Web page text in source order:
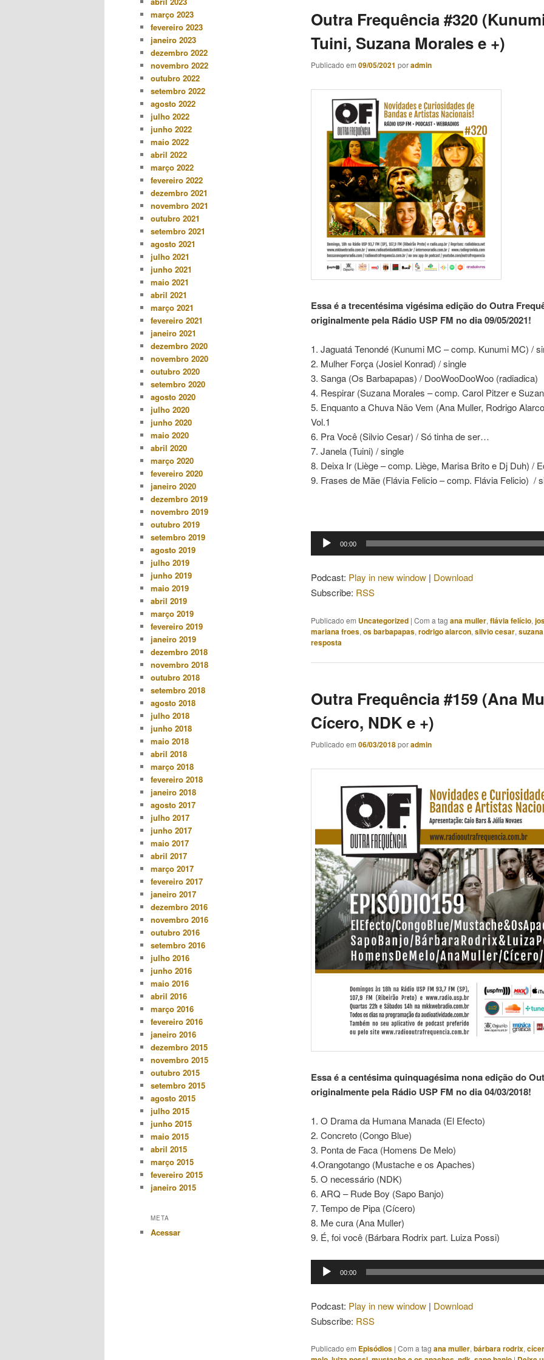
Outra Frequência #320
Tuini, Suzana Morales e +)
Publicado em 09/05/2021 poradmin
Essa é a trecentésima vigésima edição do Outra
originalmente pela Rádio USP FM no dia 09/05/2021!
1. Jaguatá Tenondé (Kunumi MC – comp. Kunumi MC) /
2. Mulher Força (Josiel Konrad) / single
3. Sanga (Os Barbapapas) / DooWooDooWoo (radiadica)
4. Respirar (Suzana Morales – comp. Carol Pitzer e
5. Enquanto a Chuva Não Vem (Ana Muller, Rodrigo
Vol.1
6. Pra Você (Silvio Cesar) / Só tinha de ser…
7. Janela (Tuini) / single
8. Deixa Ir (Liège – comp. Liège, Marisa Brito e Dj Duh) /
9. Frases de Mãe (Flávia Felicio – comp. Flávia Felicio) /
Tocador
de
00:00
Podcast: Play in new window | Download
Subscribe: RSS
Publicado em Uncategorized | Com a tag ana muller, flávia felício,
mariana froes, os barbapapas, rodrigo alarcon, silvio cesar,
resposta
Outra Frequência #159 (Ana
Cícero, NDK e +)
Publicado em 06/03/2018poradmin
Essa é a centésima quinquagésima nona edição do
originalmente pela Rádio USP FM no dia 04/03/2018!
1. O Drama da Humana Manada (El Efecto)
2. Concreto (Congo Blue)
3. Ponta de Faca (Homens De Melo)
4.Orangotango (Mustache e os Apaches)
5. O necessário (NDK)
6. ARQ – Rude Boy (Sapo Banjo)
7. Tempo de Pipa (Cícero)
8. Me cura (Ana Muller)
9. É, foi você (Bárbara Rodrix part. Luiza Possi)
Tocador 00:00
Podcast: Play in new window | Download
Subscribe: RSS
Publicado em Episódios | Com a tag ana muller, bárbara rodrix,
março 2023
fevereiro 2023
janeiro 2023
dezembro 2022
novembro 2022
outubro 2022
setembro 2022
agosto 2022
julho 2022
junho 2022
maio 2022
abril 2022
março 2022
fevereiro 2022
dezembro 2021
novembro 2021
outubro 2021
setembro 2021
agosto 2021
julho 2021
junho 2021
maio 2021
abril 2021
março 2021
fevereiro 2021
janeiro 2021
dezembro 2020
novembro 2020
outubro 2020
setembro 2020
agosto 2020
julho 2020
junho 2020
maio 2020
abril 2020
março 2020
fevereiro 2020
janeiro 2020
dezembro 2019
novembro 2019
outubro 2019
setembro 2019
agosto 2019
julho 2019
junho 2019
maio 2019
abril 2019
março 2019
fevereiro 2019
janeiro 2019
dezembro 2018
novembro 2018
outubro 2018
setembro 2018
agosto 2018
julho 2018
junho 2018
maio 2018
abril 2018
março 2018
fevereiro 2018
janeiro 2018
agosto 2017
julho 2017
junho 2017
maio 2017
abril 2017
março 2017
fevereiro 2017
janeiro 2017
dezembro 2016
novembro 2016
outubro 2016
setembro 2016
julho 2016
junho 2016
maio 2016
abril 2016
março 2016
fevereiro 2016
janeiro 2016
dezembro 2015
novembro 2015
outubro 2015
setembro 2015
agosto 2015
julho 2015
junho 2015
maio 2015
abril 2015
março 2015
fevereiro 2015
janeiro 2015
META
Acessar